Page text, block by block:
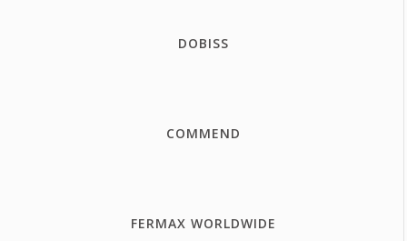
DOBISS
COMMEND
FERMAX WORLDWIDE